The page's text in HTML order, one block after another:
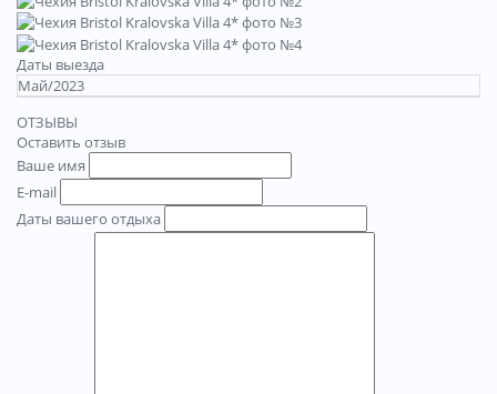
Даты выезда
Май/2023
ОТЗЫВЫ
Оставить отзыв
Ваше имя
E-mail
Даты вашего отдыха